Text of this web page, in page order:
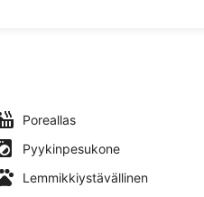
Poreallas
Pyykinpesukone
Lemmikkiystävällinen